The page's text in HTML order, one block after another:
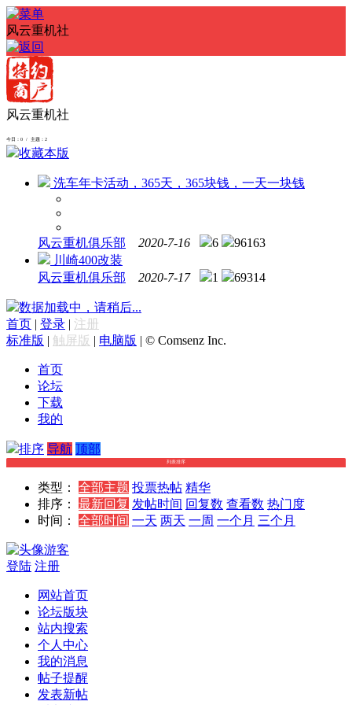
风云重机社
风云重机社
今日：0 / 主题：2
收藏本版
洗车年卡活动，365天，365块钱，一天一块钱
风云重机俱乐部 2020-7-16 6
96163
川崎400改装
风云重机俱乐部
2020-7-17 1 69314
数据加载中，请稍后...
首页 | 登录 | 注册
标准版 | 触屏版 | 电脑版 | © Comsenz Inc.
首页
论坛
下载
我的
排序 导航 顶部
列表排序
类型： 全部主题 投票热帖 精华
排序：
最新回复 发帖时间 回复数 查看数 热门度
时间：
全部时间 一天 两天 一周 一个月 三个月
游客
登陆 注册
网站首页
论坛版块
站内搜索
个人中心
我的消息
帖子提醒
发表新帖